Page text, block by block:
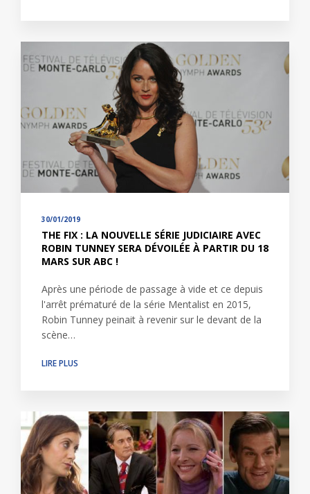
30/01/2019
THE FIX : LA NOUVELLE SÉRIE JUDICIAIRE AVEC
ROBIN TUNNEY SERA DÉVOILÉE À PARTIR DU 18
MARS SUR ABC !
Après une période de passage à vide et ce depuis
l'arrêt prématuré de la série Mentalist en 2015,
Robin Tunney peinait à revenir sur le devant de la
scène…
LIRE PLUS